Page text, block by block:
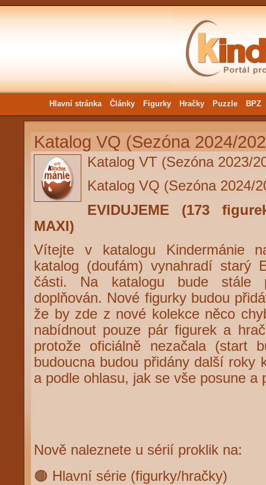
Hlavní stránka Články Figurky Hračky Puzzle BPZ
Katalog VQ (Sezóna 2024/
Katalog VT (Sezóna 2023/
Katalog VQ (Sezóna 2024/
EVIDUJEME (173
MAXI)
Vítejte v katalogu Kindermánie
katalog (doufám) vynahradí starý
části. Na katalogu bude stále
doplňován. Nové figurky budou
že by zde z nové kolekce něco
nabídnout pouze pár figurek a
protože oficiálně nezačala (start
budoucna budou přidány další roky
a podle ohlasu, jak se vše posune a
Nově naleznete u sérií proklik na:
🟤 Hlavní série (figurky/hračky)